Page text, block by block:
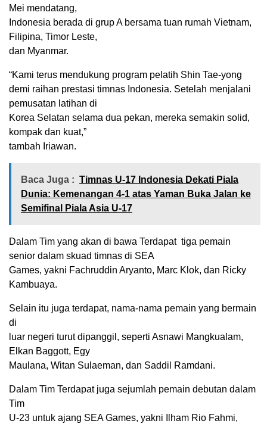
Mei mendatang,
Indonesia berada di grup A bersama tuan rumah Vietnam,
Filipina, Timor Leste,
dan Myanmar.
“Kami terus mendukung program pelatih Shin Tae-yong
demi raihan prestasi timnas Indonesia. Setelah menjalani
pemusatan latihan di
Korea Selatan selama dua pekan, mereka semakin solid,
kompak dan kuat,”
tambah Iriawan.
Baca Juga : Timnas U-17 Indonesia Dekati Piala
Dunia: Kemenangan 4-1 atas Yaman Buka Jalan ke
Semifinal Piala Asia U-17
Dalam Tim yang akan di bawa Terdapat tiga pemain
senior dalam skuad timnas di SEA
Games, yakni Fachruddin Aryanto, Marc Klok, dan Ricky
Kambuaya.
Selain itu juga terdapat, nama-nama pemain yang bermain
di
luar negeri turut dipanggil, seperti Asnawi Mangkualam,
Elkan Baggott, Egy
Maulana, Witan Sulaeman, dan Saddil Ramdani.
Dalam Tim Terdapat juga sejumlah pemain debutan dalam
Tim
U-23 untuk ajang SEA Games, yakni Ilham Rio Fahmi,